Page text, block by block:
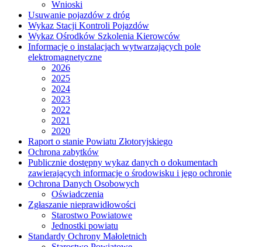
Wnioski
Usuwanie pojazdów z dróg
Wykaz Stacji Kontroli Pojazdów
Wykaz Ośrodków Szkolenia Kierowców
Informacje o instalacjach wytwarzających pole
elektromagnetyczne
2026
2025
2024
2023
2022
2021
2020
Raport o stanie Powiatu Złotoryjskiego
Ochrona zabytków
Publicznie dostępny wykaz danych o dokumentach
zawierających informacje o środowisku i jego ochronie
Ochrona Danych Osobowych
Oświadczenia
Zgłaszanie nieprawidłowości
Starostwo Powiatowe
Jednostki powiatu
Standardy Ochrony Małoletnich